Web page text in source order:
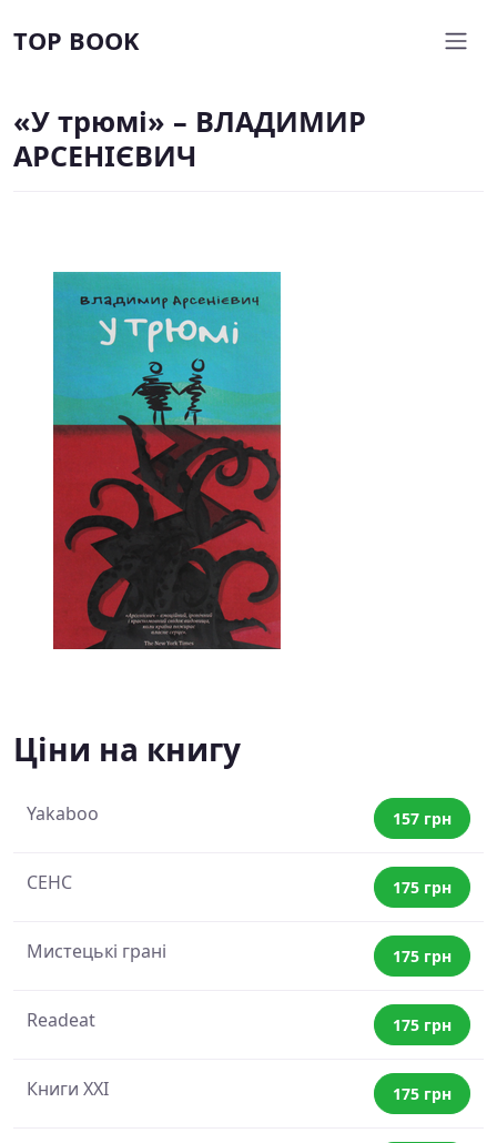
TOP BOOK
«У трюмі» – ВЛАДИМИР
АРСЕНІЄВИЧ
Ціни на книгу
Yakaboo 157 грн
СЕНС 175 грн
Мистецькі грані 175 грн
Readeat 175 грн
Книги XXI 175 грн